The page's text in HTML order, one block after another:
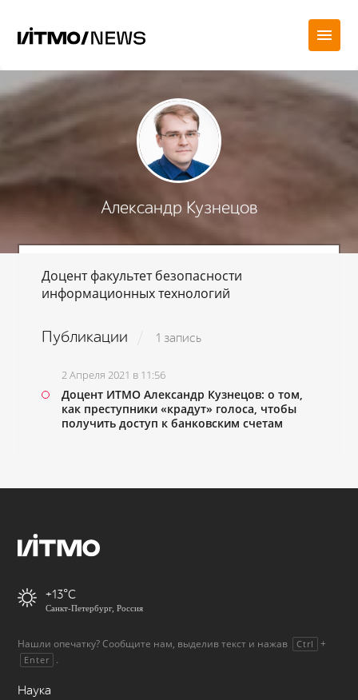
Александр Кузнецов
Доцент факультет безопасности
информационных технологий
Публикации 1 запись
2 Апреля 2021 в 11:56
Доцент ИТМО Александр Кузнецов: о том,
как преступники «крадут» голоса, чтобы
получить доступ к банковским счетам
+13
Санкт-Петербург, Россия
Нашли опечатку? Сообщите нам, выделив текст и нажав Ctrl +
Enter .
Наука